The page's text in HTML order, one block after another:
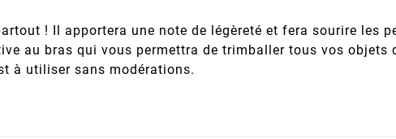
! Il apportera une note de légèreté et fera sourire les
au bras qui vous permettra de trimballer tous vos objets
à utiliser sans modérations.